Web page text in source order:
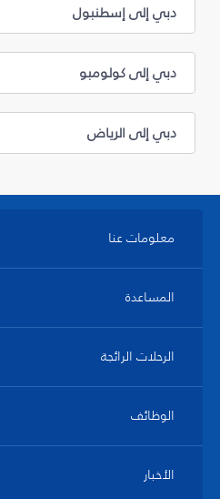
دبي إلى إسطنبول
دبي إلى كولومبو
دبي إلى الرياض
معلومات عنا
المساعدة
الرحلات الرائجة
الوظائف
الأخبار